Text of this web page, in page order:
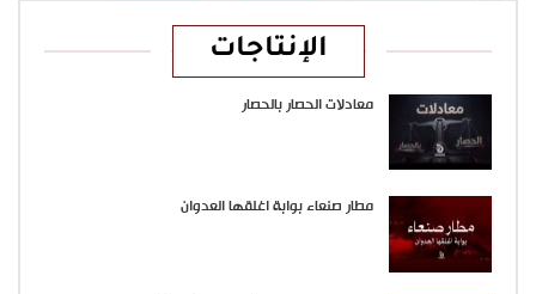
الإنتاجات
معادلات الحصار بالحصار
مطار صنعاء بوابة اغلقها العدوان